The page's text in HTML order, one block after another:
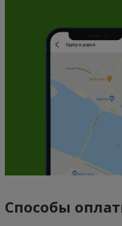
Способы